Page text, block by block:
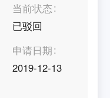
当前状态
已驳回
申请日期
2019-12-13